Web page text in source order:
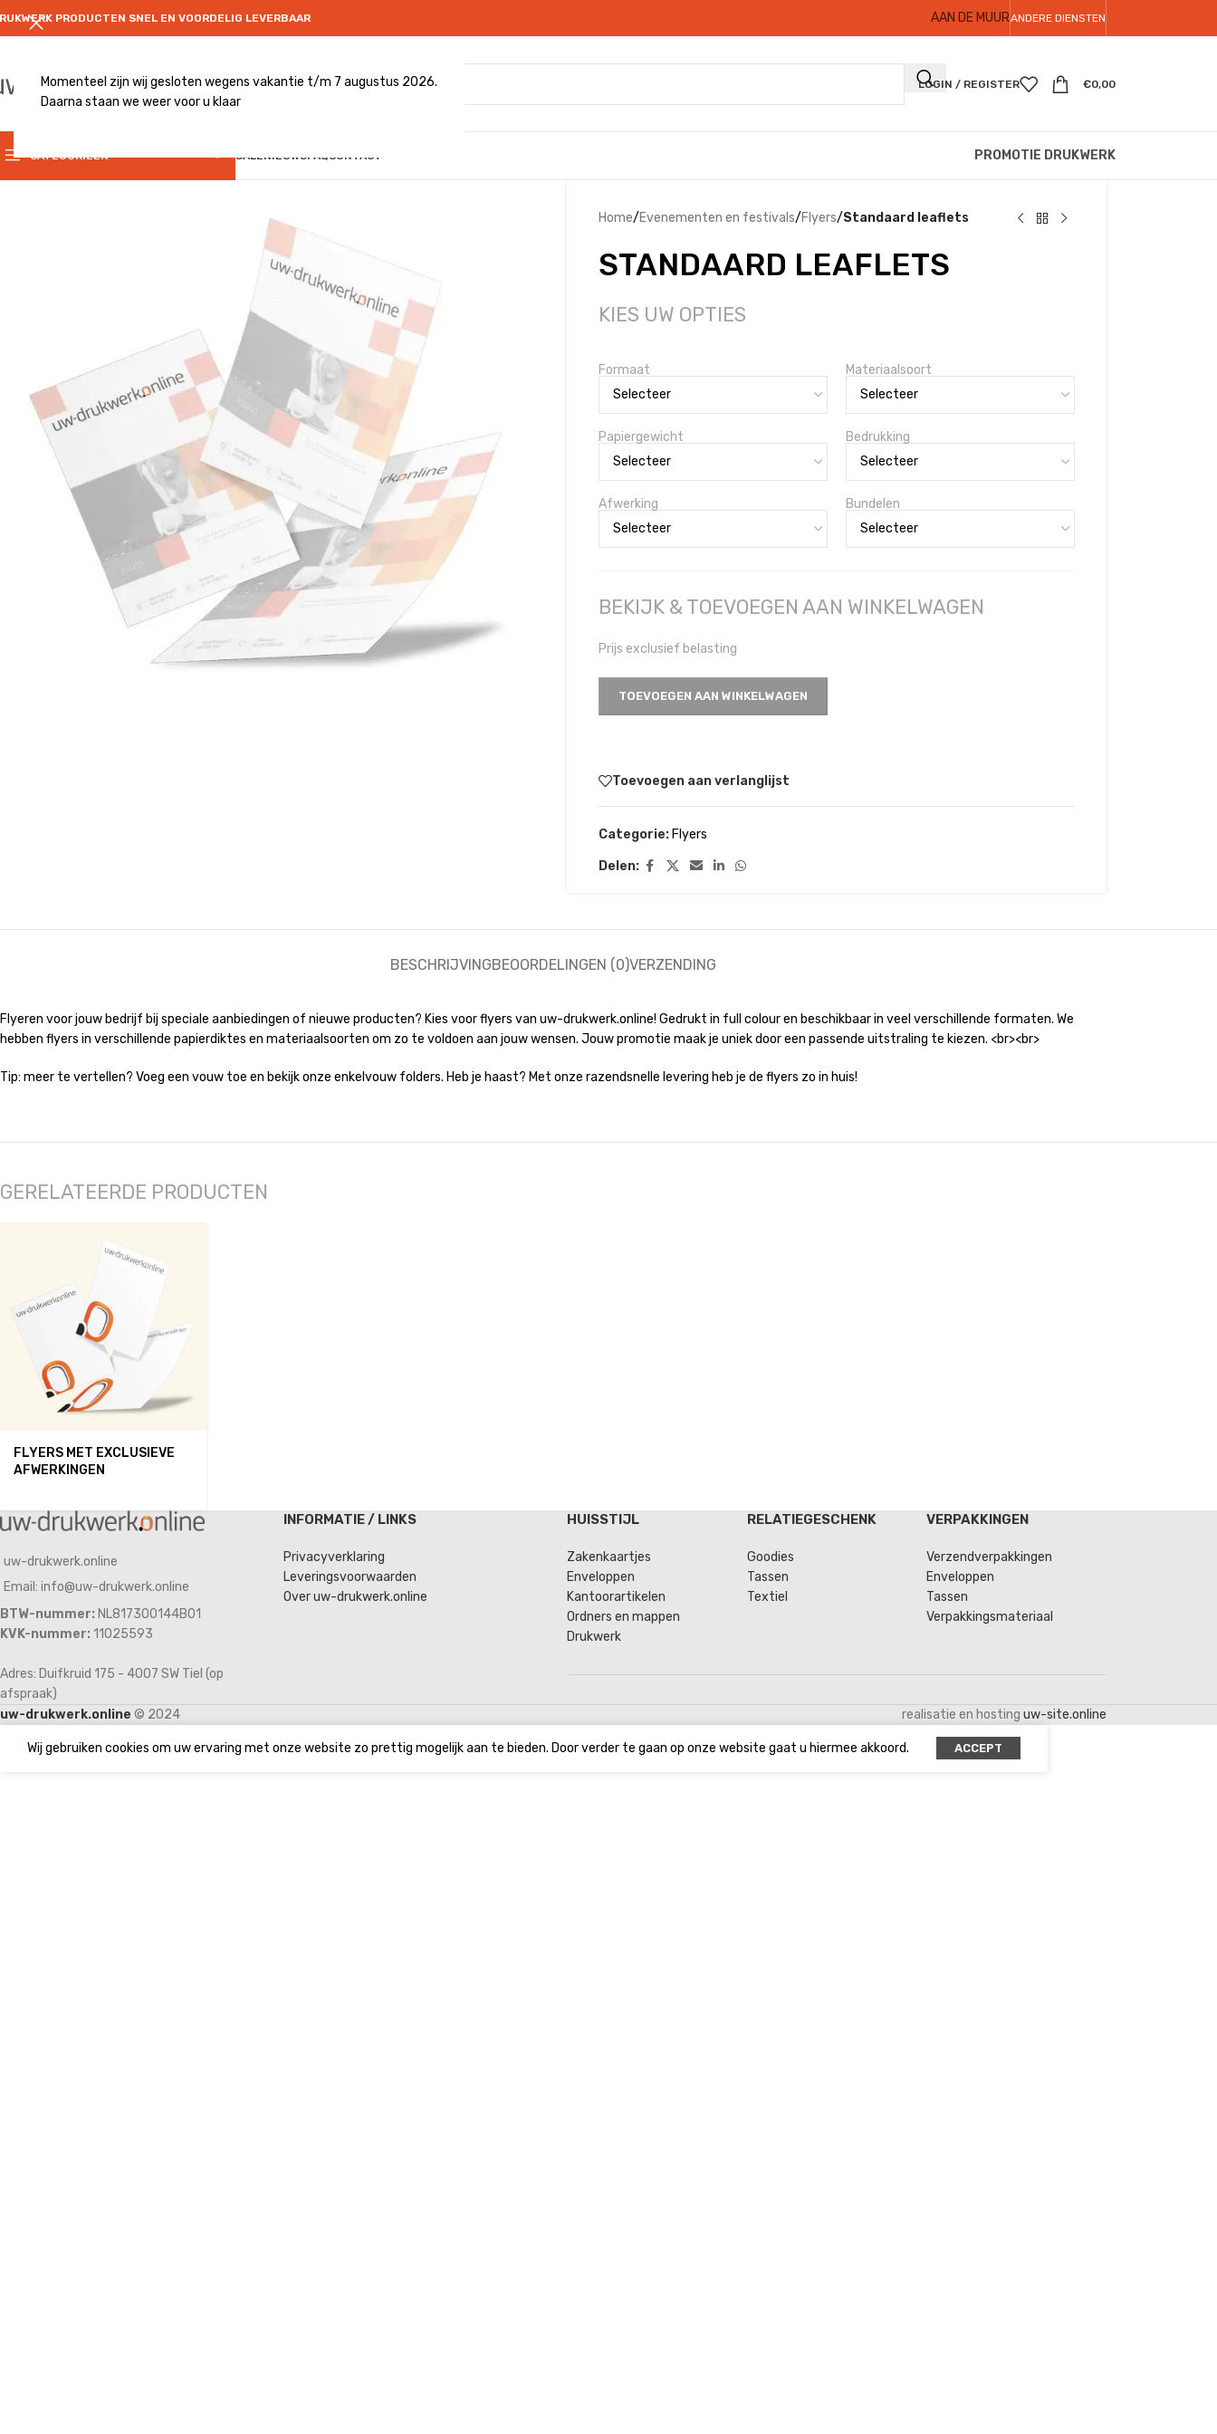
Momenteel zijn wij gesloten wegens vakantie t/m 7 augustus 2026.
Daarna staan we weer voor u klaar
PRODUCTEN SNEL EN VOORDELIG LEVERBAAR AAN DE MUURANDERE DIENSTEN
LOGIN / REGISTER €0,00
CATEGORIEËN SALENIEUWSFAQCONTACT PROMOTIE DRUKWERK
Home/Evenementen en festivals/Flyers/Standaard leaflets
STANDAARD LEAFLETS
KIES UW OPTIES
Formaat Materiaalsoort
Papiergewicht Bedrukking
Afwerking Bundelen
BEKIJK & TOEVOEGEN AAN WINKELWAGEN
Prijs exclusief belasting
TOEVOEGEN AAN WINKELWAGEN
Toevoegen aan verlanglijst
Categorie: Flyers
Delen:
BESCHRIJVINGBEOORDELINGEN (0)VERZENDING
Flyeren voor jouw bedrijf bij speciale aanbiedingen of nieuwe producten? Kies voor flyers van uw-drukwerk.online! Gedrukt in full colour en beschikbaar in veel verschillende formaten. We
hebben flyers in verschillende papierdiktes en materiaalsoorten om zo te voldoen aan jouw wensen. Jouw promotie maak je uniek door een passende uitstraling te kiezen. <br><br>
Tip: meer te vertellen? Voeg een vouw toe en bekijk onze enkelvouw folders. Heb je haast? Met onze razendsnelle levering heb je de flyers zo in huis!
GERELATEERDE PRODUCTEN
FLYERS MET EXCLUSIEVE
AFWERKINGEN
uw-drukwerk.online
Email: info@uw-drukwerk.online
BTW-nummer: NL817300144B01
KVK-nummer: 11025593
Adres: Duifkruid 175 - 4007 SW Tiel (op
afspraak)
INFORMATIE / LINKS
Privacyverklaring
Leveringsvoorwaarden
Over uw-drukwerk.online
HUISSTIJL
Zakenkaartjes
Enveloppen
Kantoorartikelen
Ordners en mappen
Drukwerk
RELATIEGESCHENK
Goodies
Tassen
Textiel
VERPAKKINGEN
Verzendverpakkingen
Enveloppen
Tassen
Verpakkingsmateriaal
uw-drukwerk.online © 2024 realisatie en hosting uw-site.online
Wij gebruiken cookies om uw ervaring met onze website zo prettig mogelijk aan te bieden. Door verder te gaan op onze website gaat u hiermee akkoord. ACCEPT